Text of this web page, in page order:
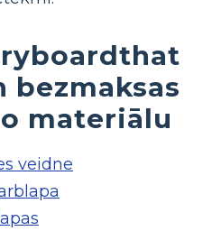
bezmaksas
materiālu
veidne